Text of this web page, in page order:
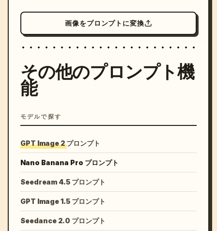
画像をプロンプトに変換
その他のプロンプト機
能
モデルで探す
GPT Image 2 プロンプト
Nano Banana Pro プロンプト
Seedream 4.5 プロンプト
GPT Image 1.5 プロンプト
Seedance 2.0 プロンプト